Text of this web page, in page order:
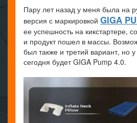
Пару лет назад у меня была на
версия с маркировкой GIGA
ее успешность на кикстартере,
и продукт пошел в массы.
был также и третий вариант, но
сегодня будет GIGA Pump 4.0.